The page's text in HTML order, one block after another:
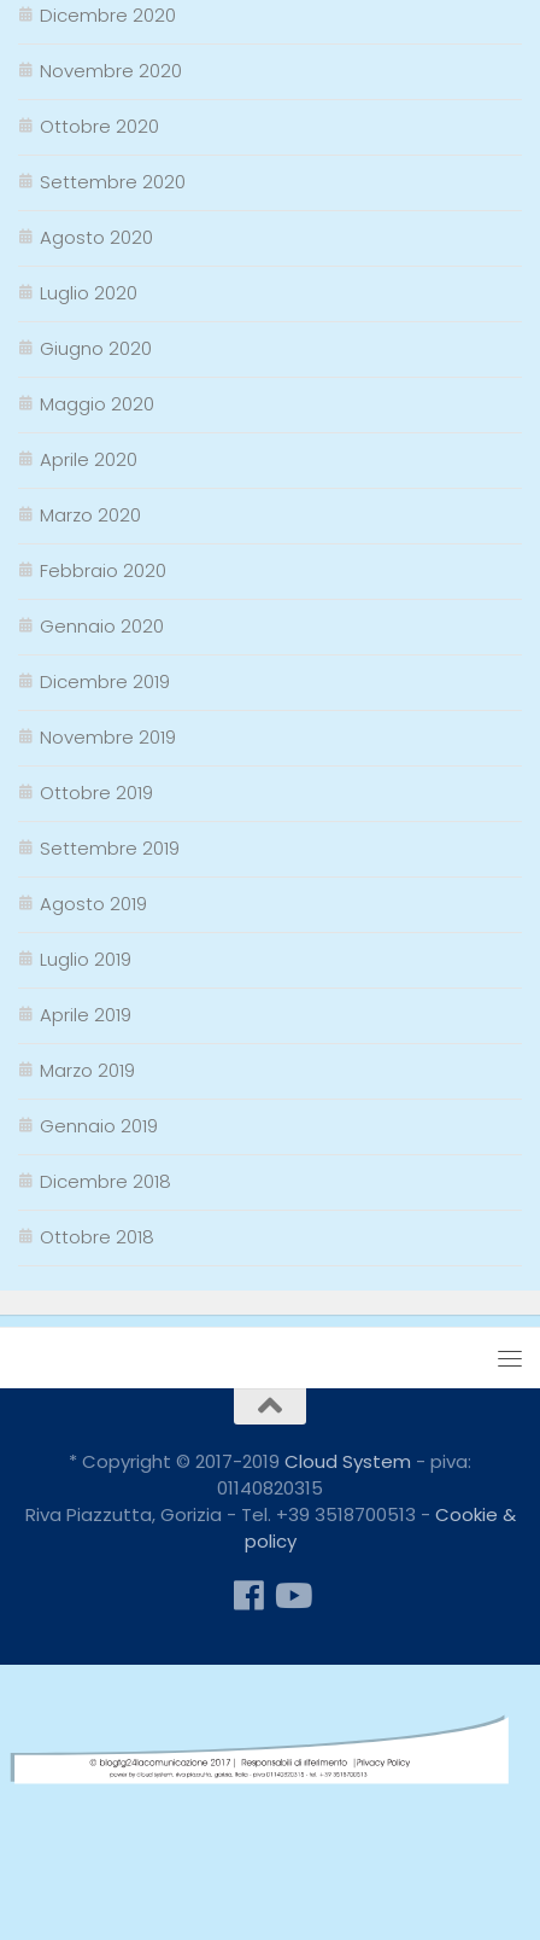
Dicembre 2020
Novembre 2020
Ottobre 2020
Settembre 2020
Agosto 2020
Luglio 2020
Giugno 2020
Maggio 2020
Aprile 2020
Marzo 2020
Febbraio 2020
Gennaio 2020
Dicembre 2019
Novembre 2019
Ottobre 2019
Settembre 2019
Agosto 2019
Luglio 2019
Aprile 2019
Marzo 2019
Gennaio 2019
Dicembre 2018
Ottobre 2018
* Copyright © 2017-2019 Cloud System - piva:
01140820315
Riva Piazzutta, Gorizia - Tel. +39 3518700513 - Cookie &
policy